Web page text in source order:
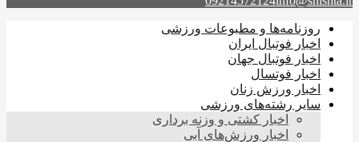
روزنامه‌ها و مطبوعات ورزشی
اخبار فوتبال ایران
اخبار فوتبال جهان
اخبار فوتسال
اخبار ورزش زنان
سایر رشته‌های ورزشی
اخبار کشتی و وزنه برداری
اخبار ورزش‌های آبی